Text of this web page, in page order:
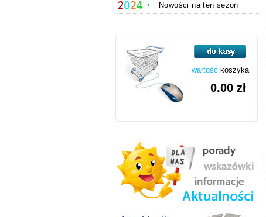
Nowości na ten sezon
wartość koszyka
0.00 zł